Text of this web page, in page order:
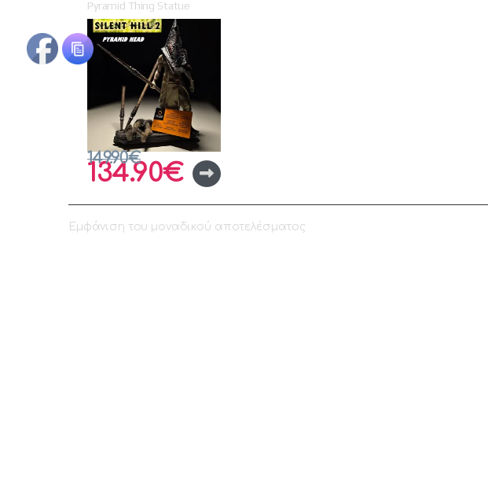
Pyramid Thing Statue
134.90€
149.90€
Εμφάνιση του μοναδικού αποτελέσματος